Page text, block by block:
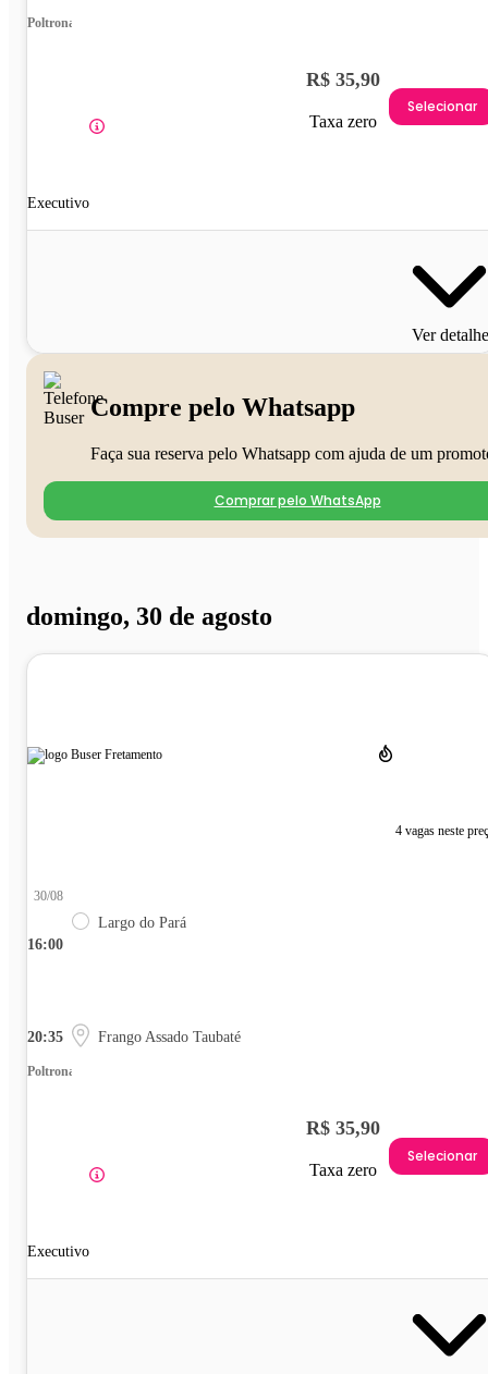
Poltrona
Executivo
R$ 35,90
Taxa zero
Selecionar
Ver
Compre pelo Whatsapp
Faça sua reserva pelo Whatsapp com ajuda de um
Comprar pelo WhatsApp
domingo, 30 de agosto
4 vagas neste
16:00
30/08
Largo do Pará
20:35 Frango Assado Taubaté
Poltrona
Executivo
R$ 35,90
Taxa zero
Selecionar